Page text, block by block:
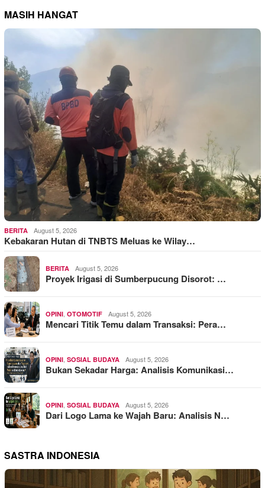
MASIH HANGAT
BERITA August 5, 2026
Kebakaran Hutan di TNBTS Meluas ke Wilay…
BERITA August 5, 2026
Proyek Irigasi di Sumberpucung Disorot: …
OPINI OTOMOTIF August 5, 2026
Mencari Titik Temu dalam Transaksi: Pera…
OPINI SOSIAL BUDAYA August 5, 2026
Bukan Sekadar Harga: Analisis Komunikasi…
OPINI SOSIAL BUDAYA August 5, 2026
Dari Logo Lama ke Wajah Baru: Analisis N…
SASTRA INDONESIA